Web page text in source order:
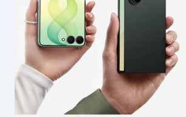
Tên của bạn*
Email